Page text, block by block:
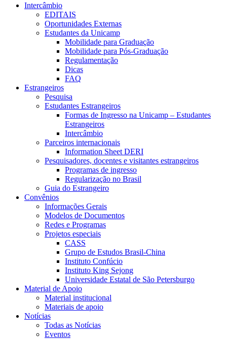
Intercâmbio
EDITAIS
Oportunidades Externas
Estudantes da Unicamp
Mobilidade para Graduação
Mobilidade para Pós-Graduação
Regulamentação
Dicas
FAQ
Estrangeiros
Pesquisa
Estudantes Estrangeiros
Formas de Ingresso na Unicamp – Estudantes
Estrangeiros
Intercâmbio
Parceiros internacionais
Information Sheet DERI
Pesquisadores, docentes e visitantes estrangeiros
Programas de ingresso
Regularização no Brasil
Guia do Estrangeiro
Convênios
Informações Gerais
Modelos de Documentos
Redes e Programas
Projetos especiais
CASS
Grupo de Estudos Brasil-China
Instituto Confúcio
Instituto King Sejong
Universidade Estatal de São Petersburgo
Material de Apoio
Material institucional
Materiais de apoio
Notícias
Todas as Notícias
Eventos